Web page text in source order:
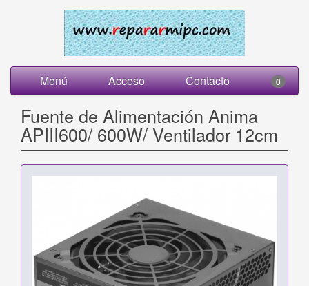
Menú Acceso Contacto 0
Fuente de Alimentación Anima
APIII600/ 600W/ Ventilador 12cm